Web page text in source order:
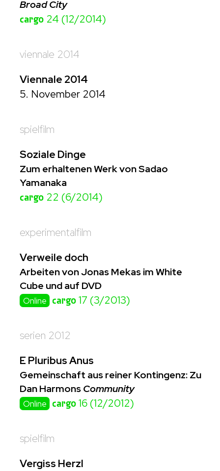
Broad City
cargo 24 (12/2014)
viennale 2014
Viennale 2014
5. November 2014
spielfilm
Soziale Dinge
Zum erhaltenen Werk von Sadao
Yamanaka
cargo 22 (6/2014)
experimentalfilm
Verweile doch
Arbeiten von Jonas Mekas im White
Cube und auf DVD
Online cargo 17 (3/2013)
serien 2012
E Pluribus Anus
Gemeinschaft aus reiner Kontingenz: Zu
Dan HarmonsCommunity
Online cargo 16 (12/2012)
spielfilm
Vergiss Herzl